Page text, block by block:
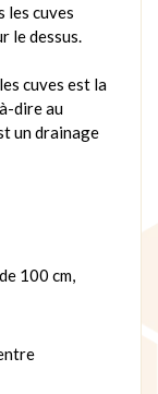
les cuves
le dessus.
cuves est la
dire au
un drainage
100 cm,